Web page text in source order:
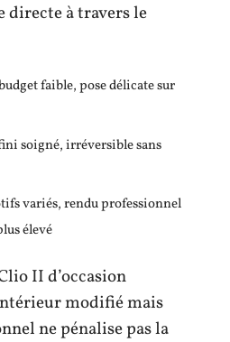
directe à travers le
faible, pose délicate sur
soigné, irréversible sans
variés, rendu professionnel
élevé
II d’occasion
modifié mais
ne pénalise pas la